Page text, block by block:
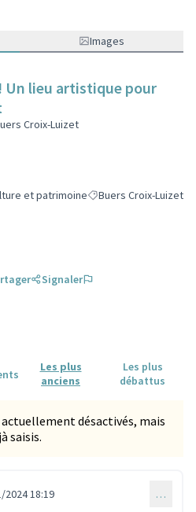
Images
Un lieu artistique pour
Croix-Luizet
les résultats de la catégorie : Culture
et patrimoineFiltrer les résultats
Buers Croix-Luizet
Signaler
Les plus
anciens
Les plus
débattus
désactivés, mais
saisis.
2024 18:19 …